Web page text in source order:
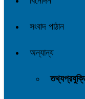
সংবাদ পাঠান
অন্যান্য